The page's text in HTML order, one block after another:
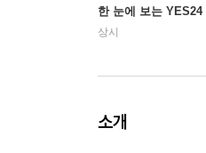
한 눈에 보는
상시
소개